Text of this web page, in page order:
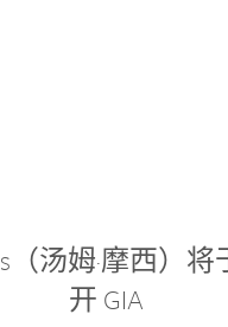
（汤姆·摩西）
开 GIA